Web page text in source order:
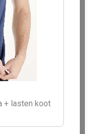
+ lasten koot